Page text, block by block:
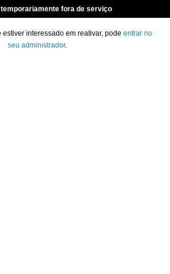
fora de serviço
interessado em reativar, pode entrar no
seu administrador.